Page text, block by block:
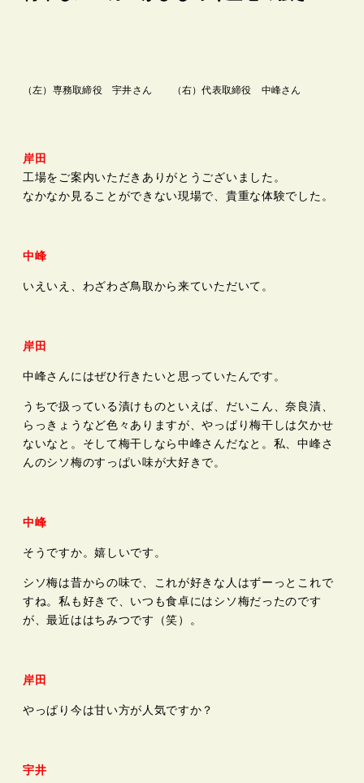
（左）専務取締役 宇井さん （右）代表取締役 中峰さん
岸田
工場をご案内いただきありがとうございました。
なかなか見ることができない現場で、貴重な体験でした。
中峰
いえいえ、わざわざ鳥取から来ていただいて。
岸田
中峰さんにはぜひ行きたいと思っていたんです。
うちで扱っている漬けものといえば、だいこん、奈良漬、
らっきょうなど色々ありますが、やっぱり梅干しは欠かせ
ないなと。そして梅干しなら中峰さんだなと。私、中峰さ
んのシソ梅のすっぱい味が大好きで。
中峰
そうですか。嬉しいです。
シソ梅は昔からの味で、これが好きな人はずーっとこれで
すね。私も好きで、いつも食卓にはシソ梅だったのです
が、最近ははちみつです（笑）。
岸田
やっぱり今は甘い方が人気ですか？
宇井